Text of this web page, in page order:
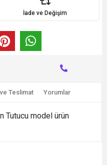
İade ve Değişim
Teslimat Yorumlar
Tutucu model ürün